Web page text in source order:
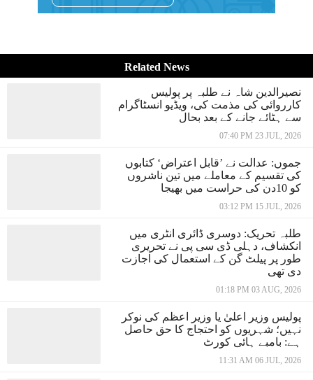
Related News
نصیرالدین شاہ نے طلبہ پر پولیس
کارروائی کی مذمت کی، ویڈیو انسٹاگرام
سے ہٹائے جانے کے بعد بحال
07:40 PM 23 JUL, 2026
جموں: عدالت نے ’قابل اعتراض‘ کتابوں
کی تقسیم کے معاملے میں تین ناشروں
کو 10دن کی حراست میں بھیجا
03:12 PM 15 JUL, 2026
طلبہ تحریک: دوسری ڈائری انٹری میں
انکشاف، دہلی ڈی سی پی نے تحریری
طور پر پیلٹ گن کے استعمال کی اجازت
دی تھی
01:18 PM 03 AUG, 2026
پولیس وزیر اعلیٰ یا وزیر اعظم کی نوکر
نہیں؛ شہریوں کو احتجاج کا حق حاصل
ہے: بامبے ہائی کورٹ
11:31 AM 06 JUL, 2026